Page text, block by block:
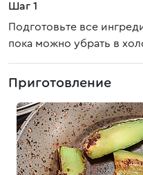
Шаг 1
Подготовьте все
пока можно убрать в
Приготовление